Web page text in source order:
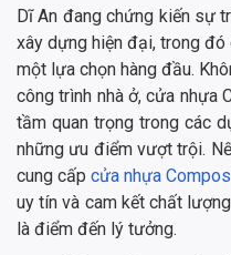
Dĩ An đang chứng kiến sự
xây dựng hiện đại, trong
một lựa chọn hàng đầu.
công trình nhà ở, cửa nhựa
tầm quan trọng trong các
những ưu điểm vượt trội.
cung cấp cửa nhựa
uy tín và cam kết chất
là điểm đến lý tưởng.